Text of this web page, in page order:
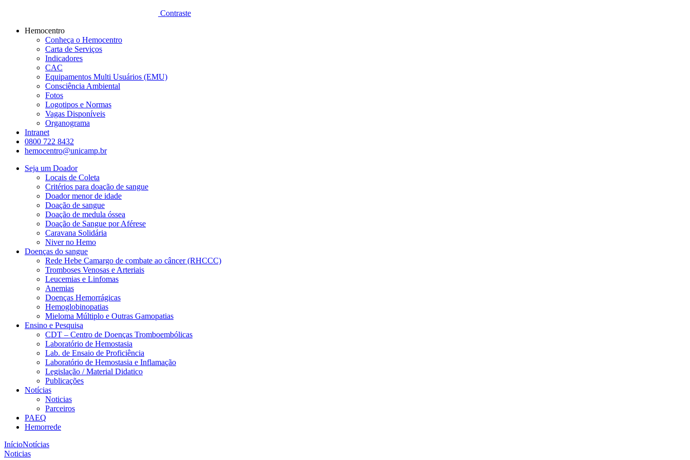
Contraste
Hemocentro
Conheça o Hemocentro
Carta de Serviços
Indicadores
CAC
Equipamentos Multi Usuários (EMU)
Consciência Ambiental
Fotos
Logotipos e Normas
Vagas Disponíveis
Organograma
Intranet
0800 722 8432
hemocentro@unicamp.br
Seja um Doador
Locais de Coleta
Critérios para doação de sangue
Doador menor de idade
Doação de sangue
Doação de medula óssea
Doação de Sangue por Aférese
Caravana Solidária
Niver no Hemo
Doenças do sangue
Rede Hebe Camargo de combate ao câncer (RHCCC)
Tromboses Venosas e Arteriais
Leucemias e Linfomas
Anemias
Doenças Hemorrágicas
Hemoglobinopatias
Mieloma Múltiplo e Outras Gamopatias
Ensino e Pesquisa
CDT – Centro de Doenças Tromboembólicas
Laboratório de Hemostasia
Lab. de Ensaio de Proficiência
Laboratório de Hemostasia e Inflamação
Legislação / Material Didatico
Publicações
Notícias
Noticias
Parceiros
PAEQ
Hemorrede
InícioNotícias
Noticias